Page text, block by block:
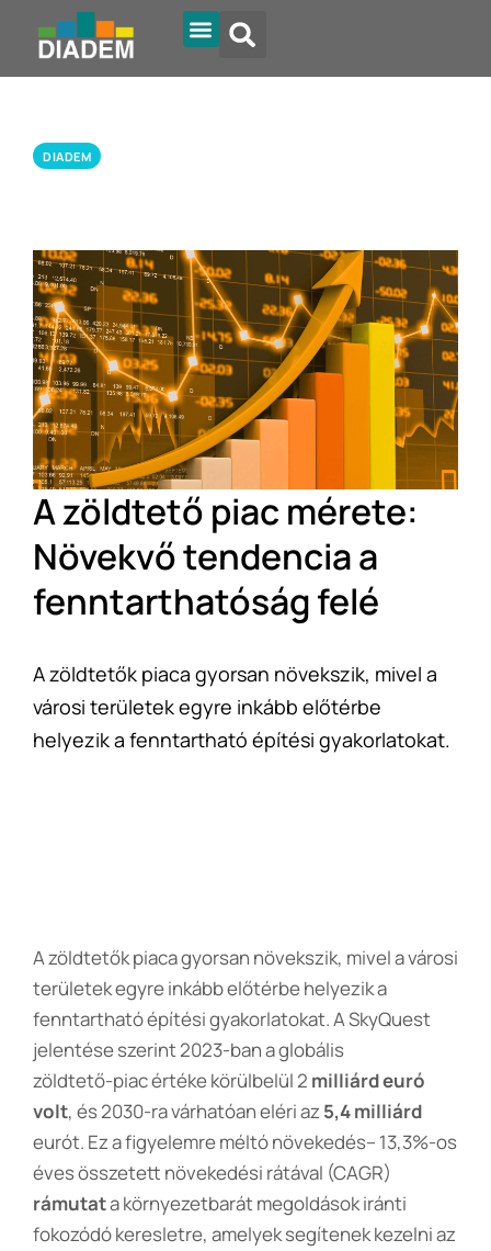
DIADEM
A zöldtető piac mérete:
Növekvő tendencia a
fenntarthatóság felé
A zöldtetők piaca gyorsan növekszik, mivel a
városi területek egyre inkább előtérbe
helyezik a fenntartható építési gyakorlatokat.
A zöldtetők piaca gyorsan növekszik, mivel a városi
területek egyre inkább előtérbe helyezik a
fenntartható építési gyakorlatokat. A SkyQuest
jelentése szerint 2023-ban a globális
zöldtető-piac értéke körülbelül 2 milliárd euró
volt, és 2030-ra várhatóan eléri az 5,4 milliárd
eurót. Ez a figyelemre méltó növekedés– 13,3%-os
éves összetett növekedési rátával (CAGR)
rámutata környezetbarát megoldások iránti
fokozódó keresletre, amelyek segítenek kezelni az